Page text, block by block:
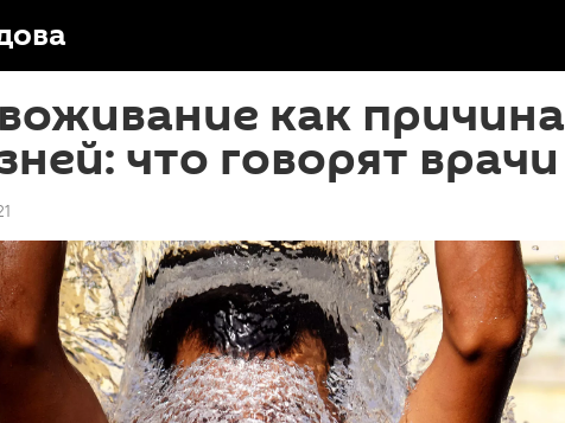
как причина
что говорят врачи